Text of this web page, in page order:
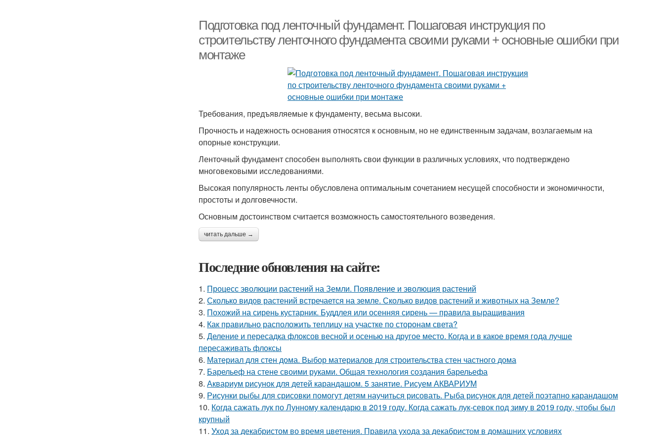
Подготовка под ленточный фундамент. Пошаговая инструкция по
строительству ленточного фундамента своими руками + основные ошибки при
монтаже
Требования, предъявляемые к фундаменту, весьма высоки.
Прочность и надежность основания относятся к основным, но не единственным задачам, возлагаемым на
опорные конструкции.
Ленточный фундамент способен выполнять свои функции в различных условиях, что подтверждено
многовековыми исследованиями.
Высокая популярность ленты обусловлена оптимальным сочетанием несущей способности и экономичности,
простоты и долговечности.
Основным достоинством считается возможность самостоятельного возведения.
читать дальше →
Последние обновления на сайте:
1. Процесс эволюции растений на Земли. Появление и эволюция растений
2. Сколько видов растений встречается на земле. Сколько видов растений и животных на Земле?
3. Похожий на сирень кустарник. Буддлея или осенняя сирень — правила выращивания
4. Как правильно расположить теплицу на участке по сторонам света?
5. Деление и пересадка флоксов весной и осенью на другое место. Когда и в какое время года лучше
пересаживать флоксы
6. Материал для стен дома. Выбор материалов для строительства стен частного дома
7. Барельеф на стене своими руками. Общая технология создания барельефа
8. Аквариум рисунок для детей карандашом. 5 занятие. Рисуем АКВАРИУМ
9. Рисунки рыбы для срисовки помогут детям научиться рисовать. Рыба рисунок для детей поэтапно карандашом
10. Когда сажать лук по Лунному календарю в 2019 году. Когда сажать лук-севок под зиму в 2019 году, чтобы был
крупный
11. Уход за декабристом во время цветения. Правила ухода за декабристом в домашних условиях